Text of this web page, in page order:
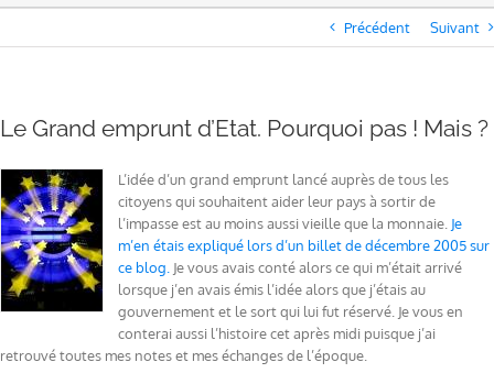
Précédent Suivant
Le Grand emprunt d’Etat. Pourquoi pas ! Mais ?
L’idée d’un grand emprunt lancé auprès de tous les
citoyens qui souhaitent aider leur pays à sortir de
l’impasse est au moins aussi vieille que la monnaie. Je
m’en étais expliqué lors d’un billet de décembre 2005 sur
ce blog. Je vous avais conté alors ce qui m’était arrivé
lorsque j’en avais émis l’idée alors que j’étais au
gouvernement et le sort qui lui fut réservé. Je vous en
conterai aussi l’histoire cet après midi puisque j’ai
retrouvé toutes mes notes et mes échanges de l’époque.